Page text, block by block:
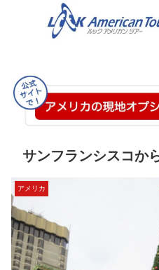
サンフランシスコか
アメリカ